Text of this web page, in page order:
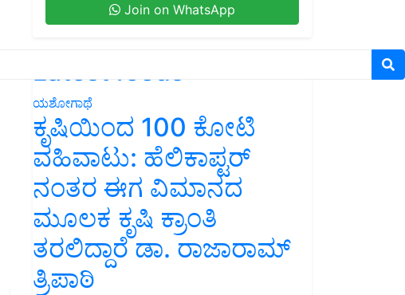
Join on WhatsApp
Latest feeds
ಯಶೋಗಾಥೆ
ಕೃಷಿಯಿಂದ 100 ಕೋಟಿ
ವಹಿವಾಟು: ಹೆಲಿಕಾಪ್ಟರ್
ನಂತರ ಈಗ ವಿಮಾನದ
ಮೂಲಕ ಕೃಷಿ ಕ್ರಾಂತಿ
ತರಲಿದ್ದಾರೆ ಡಾ. ರಾಜಾರಾಮ್
ತ್ರಿಪಾಠಿ